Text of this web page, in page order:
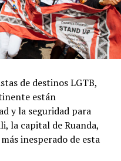
de destinos LGTB,
están
y la seguridad para
la capital de Ruanda,
inesperado de esta